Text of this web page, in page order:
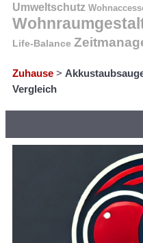
Umweltschutz
Life-Balance
Zuhause >
Vergleich